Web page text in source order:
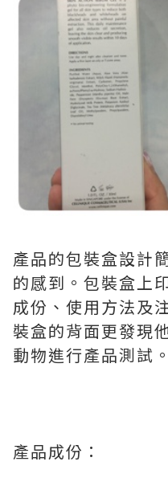
產品的包裝盒設計
的感到。包裝盒上
成份、使用方法及
裝盒的背面更發現
動物進行產品測試。
產品成份：